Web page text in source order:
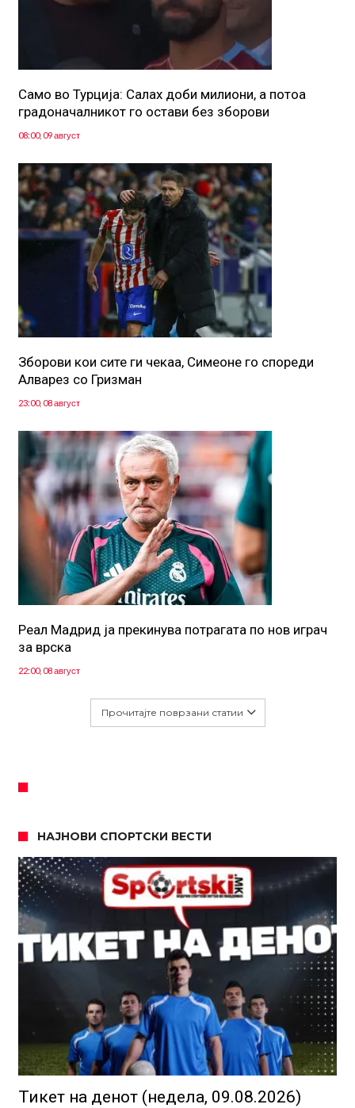
Само во Турција: Салах доби милиони, а потоа
градоначалникот го остави без зборови
08:00, 09 август
Зборови кои сите ги чекаа, Симеоне го спореди
Алварез со Гризман
23:00, 08 август
Реал Мадрид ја прекинува потрагата по нов играч
за врска
22:00, 08 август
Прочитајте поврзани статии
НАЈНОВИ СПОРТСКИ ВЕСТИ
Тикет на денот (недела, 09.08.2026)